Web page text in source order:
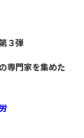
３弾
専門家を集めた